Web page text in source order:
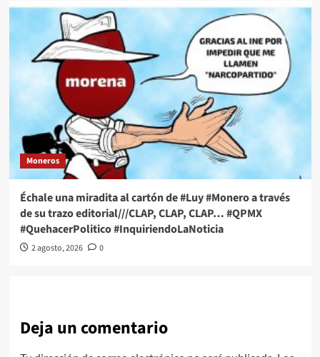
Moneros
Échale una miradita al cartón de #Luy #Monero a través
de su trazo editorial///CLAP, CLAP, CLAP… #QPMX
#QuehacerPolitico #InquiriendoLaNoticia
2 agosto, 2026 0
Deja un comentario